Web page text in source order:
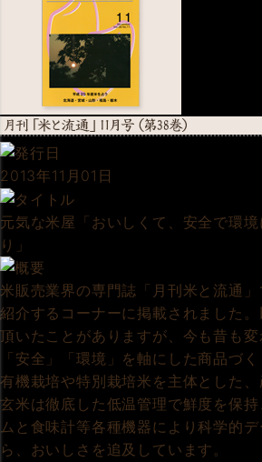
2013年11月01日
元気な米屋「おいしくて、安全で環境
り」
米販売業界の専門誌「月刊米と流通」
紹介するコーナーに掲載されました
頂いたことがありますが、今も昔も変
「安全」「環境」を軸にした商品づく
有機栽培や特別栽培米を主体とした
玄米は徹底した低温管理で鮮度を保
ムと食味計等各種機器により科学的
ら、おいしさを追及しています。